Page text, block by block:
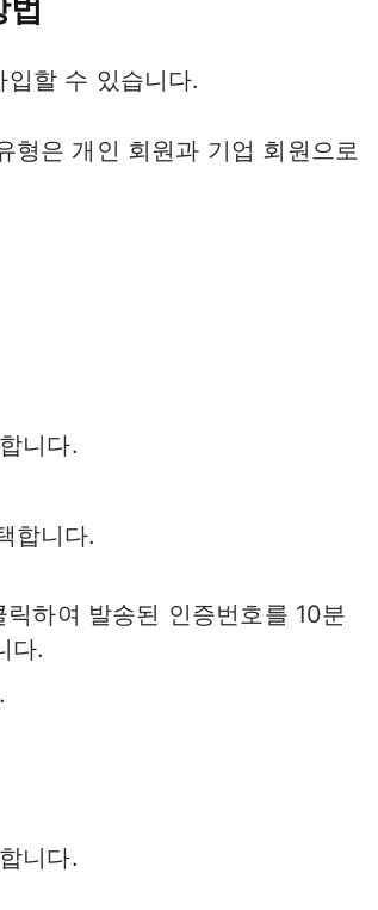
할 수 있습니다.
형은 개인 회원과 기업 회원으로
니다.
합니다.
하여 발송된 인증번호를 10분
다.
니다.